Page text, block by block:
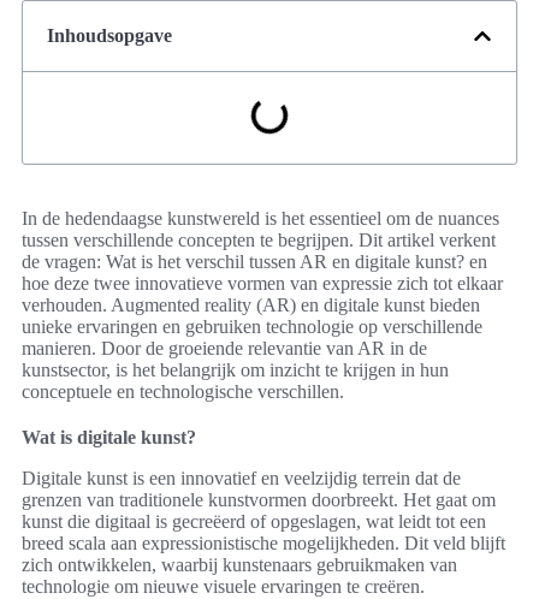
Inhoudsopgave
In de hedendaagse kunstwereld is het essentieel om de nuances
tussen verschillende concepten te begrijpen. Dit artikel verkent
de vragen: Wat is het verschil tussen AR en digitale kunst? en
hoe deze twee innovatieve vormen van expressie zich tot elkaar
verhouden. Augmented reality (AR) en digitale kunst bieden
unieke ervaringen en gebruiken technologie op verschillende
manieren. Door de groeiende relevantie van AR in de
kunstsector, is het belangrijk om inzicht te krijgen in hun
conceptuele en technologische verschillen.
Wat is digitale kunst?
Digitale kunst is een innovatief en veelzijdig terrein dat de
grenzen van traditionele kunstvormen doorbreekt. Het gaat om
kunst die digitaal is gecreëerd of opgeslagen, wat leidt tot een
breed scala aan expressionistische mogelijkheden. Dit veld blijft
zich ontwikkelen, waarbij kunstenaars gebruikmaken van
technologie om nieuwe visuele ervaringen te creëren.